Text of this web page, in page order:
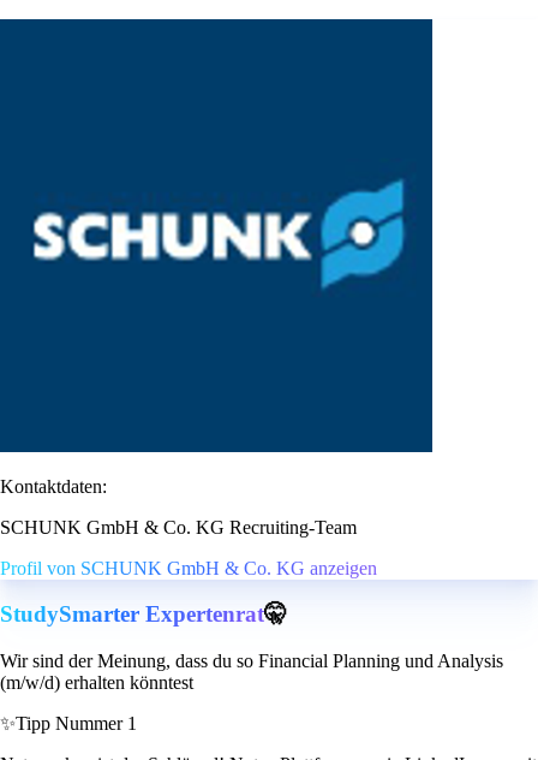
Kontaktdaten:
SCHUNK GmbH & Co. KG Recruiting-Team
Profil von SCHUNK GmbH & Co. KG anzeigen
StudySmarter Expertenrat🤫
Wir sind der Meinung, dass du so Financial Planning und Analysis
(m/w/d) erhalten könntest
✨Tipp Nummer 1